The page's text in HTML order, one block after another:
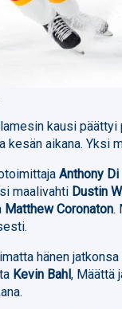
kausi
kesän aikana. Yksi
Anthony
maalivahti Dustin
Matthew Coronaton.
hänen
Kevin Bahl, Määttä